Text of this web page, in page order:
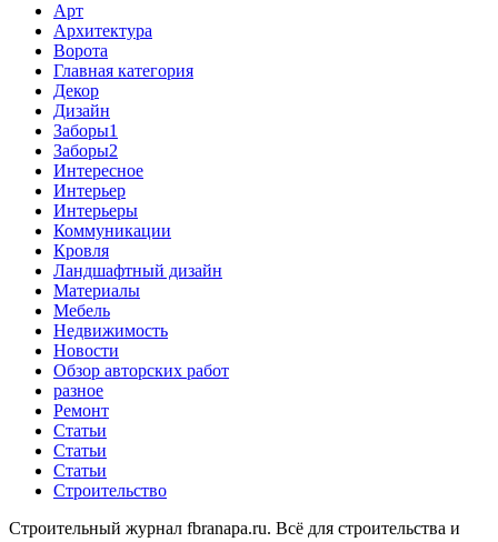
Арт
Архитектура
Ворота
Главная категория
Декор
Дизайн
Заборы1
Заборы2
Интересное
Интерьер
Интерьеры
Коммуникации
Кровля
Ландшафтный дизайн
Материалы
Мебель
Недвижимость
Новости
Обзор авторских работ
разное
Ремонт
Статьи
Статьи
Статьи
Строительство
Строительный журнал fbranapa.ru. Всё для строительства и